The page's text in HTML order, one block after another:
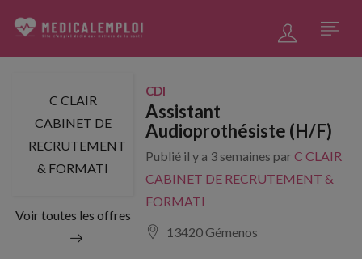
C CLAIR
CABINET DE
RECRUTEMENT
& FORMATI
Voir toutes les offres
CDI
Assistant
Audioprothésiste (H/F)
Publié il y a 3 semaines parC CLAIR
CABINET DE RECRUTEMENT &
FORMATI
13420 Gémenos